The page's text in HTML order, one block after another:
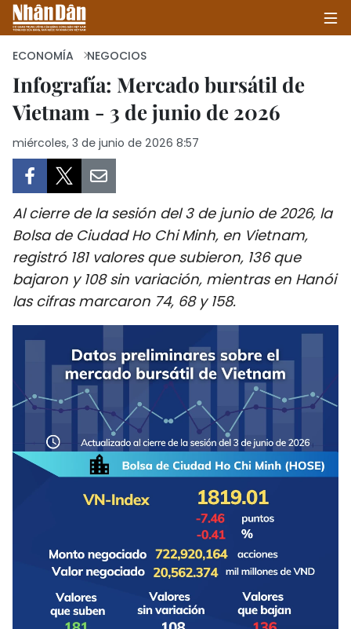
INICIO
POLÍTICA
SOCIEDAD
SALUD - MEDIO AMBIENTE
CULTURA - ENTRETENIMIENTO
DEPORTES
VIAJES
PUENTE DE AMISTAD
FOTOGRAFÍA
¿QUIÉNES SOMOS?
TIẾNG VIỆT
ECONOMÍA NEGOCIOS
Infografía: Mercado bursátil de
Vietnam - 3 de junio de 2026
miércoles, 3 de junio de 2026 8:57
Al cierre de la sesión del 3 de junio de 2026, la
Bolsa de Ciudad Ho Chi Minh, en Vietnam,
registró 181 valores que subieron, 136 que
bajaron y 108 sin variación, mientras en Hanói
las cifras marcaron 74, 68 y 158.